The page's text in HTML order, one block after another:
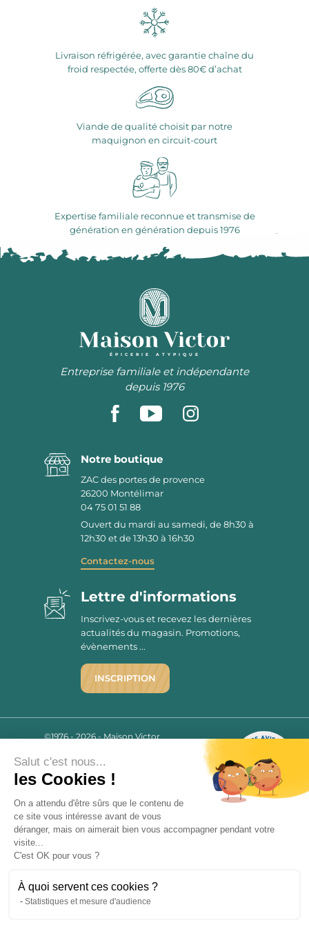
Livraison réfrigérée, avec garantie chaîne du
froid respectée, offerte dès 80€ d’achat
Viande de qualité choisit par notre
maquignon en circuit-court
Expertise familiale reconnue et transmise de
génération en génération depuis 1976
ÉPICERIE ATYPIQUE
Entreprise familiale et indépendante
depuis 1976
Notre boutique
ZAC des portes de provence
26200 Montélimar
04 75 01 51 88
Ouvert du mardi au samedi, de 8h30 à
12h30 et de 13h30 à 16h30
Contactez-nous
2779 AVIS
9.7/10
Lettre d'informations
Inscrivez-vous et recevez les dernières
actualités du magasin. Promotions,
évènements ...
INSCRIPTION
©1976 - 2026 - Maison Victor
Mentions légales
C.G.V.
Politique de confidentialité
FAQ
Livraisons
Salut c'est nous...
les Cookies !
On a attendu d'être sûrs que le contenu de
ce site vous intéresse avant de vous
déranger, mais on aimerait bien vous accompagner pendant votre
visite...
C'est OK pour vous ?
À quoi servent ces cookies ?
Statistiques et mesure d'audience